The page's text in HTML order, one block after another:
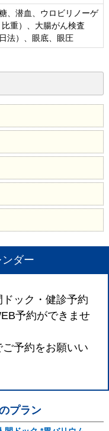
、潜血、ウロビリノーゲ
重）、大腸がん検査
法）、眼底、眼圧
ダー
ック・健診予約
予約ができませ
予約をお願いい
プラン